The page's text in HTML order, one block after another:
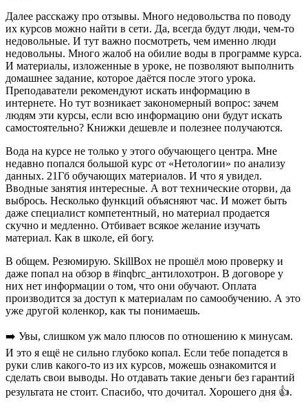
Далее расскажу про отзывы. Много недовольства по поводу
их курсов можно найти в сети. Да, всегда будут люди, чем-то
недовольные. И тут важно посмотреть, чем именно люди
недовольны. Много жалоб на обилие воды в программе курса.
И материалы, изложенные в уроке, не позволяют выполнить
домашнее задание, которое даётся после этого урока.
Преподаватели рекомендуют искать информацию в
интернете. Но тут возникает закономерный вопрос: зачем
людям эти курсы, если всю информацию они будут искать
самостоятельно? Книжки дешевле и полезнее получаются.
Вода на курсе не только у этого обучающего центра. Мне
недавно попался большой курс от «Нетологии» по анализу
данных. 21Гб обучающих материалов. И что я увидел.
Вводные занятия интересные. А вот технические оторви, да
выбрось. Несколько функций объясняют час. И может быть
даже специалист компетентный, но материал продается
скучно и медленно. Отбивает всякое желание изучать
материал. Как в школе, ей богу.
В общем. Резюмирую. SkillBox не прошёл мою проверку и
даже попал на обзор в #inqbrc_антилохотрон. В договоре у
них нет информации о том, что они обучают. Оплата
производится за доступ к материалам по самообучению. А это
уже другой коленкор, как ты понимаешь.
➡️ Увы, слишком уж мало плюсов по отношению к минусам.
И это я ещё не сильно глубоко копал. Если тебе попадется в
руки слив какого-то из их курсов, можешь ознакомится и
сделать свои выводы. Но отдавать такие деньги без гарантий
результата не стоит. Спасибо, что дочитал. Хорошего дня 👍.